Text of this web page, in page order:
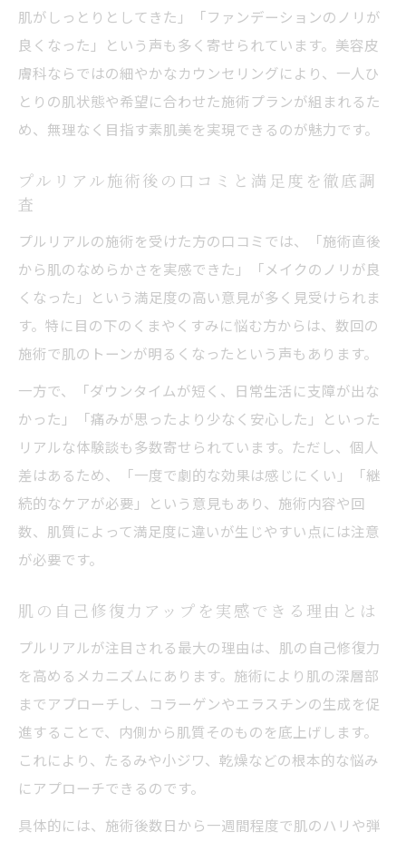
肌がしっとりとしてきた」「ファンデーションのノリが
良くなった」という声も多く寄せられています。美容皮
膚科ならではの細やかなカウンセリングにより、一人ひ
とりの肌状態や希望に合わせた施術プランが組まれるた
め、無理なく目指す素肌美を実現できるのが魅力です。
プルリアル施術後の口コミと満足度を徹底調
査
プルリアルの施術を受けた方の口コミでは、「施術直後
から肌のなめらかさを実感できた」「メイクのノリが良
くなった」という満足度の高い意見が多く見受けられま
す。特に目の下のくまやくすみに悩む方からは、数回の
施術で肌のトーンが明るくなったという声もあります。
一方で、「ダウンタイムが短く、日常生活に支障が出な
かった」「痛みが思ったより少なく安心した」といった
リアルな体験談も多数寄せられています。ただし、個人
差はあるため、「一度で劇的な効果は感じにくい」「継
続的なケアが必要」という意見もあり、施術内容や回
数、肌質によって満足度に違いが生じやすい点には注意
が必要です。
肌の自己修復力アップを実感できる理由とは
プルリアルが注目される最大の理由は、肌の自己修復力
を高めるメカニズムにあります。施術により肌の深層部
までアプローチし、コラーゲンやエラスチンの生成を促
進することで、内側から肌質そのものを底上げします。
これにより、たるみや小ジワ、乾燥などの根本的な悩み
にアプローチできるのです。
具体的には、施術後数日から一週間程度で肌のハリや弾